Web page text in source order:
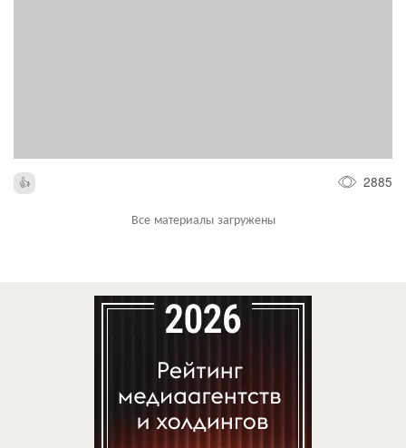
2885
Все материалы загружены